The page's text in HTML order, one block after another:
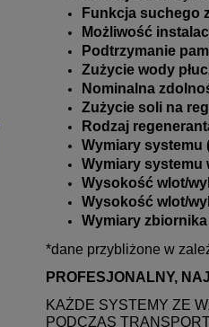
KTPE14W-EKOS - Biały
wykonany z
1,00 zł
do koszyka
Funkcja suchego
Możliwość
Podtrzymanie
Zużycie wody
Nominalna
Zużycie soli na
Rodzaj
Wymiary systemu
Wymiary systemu
Wysokość wlot/
Wysokość wlot/
Wymiary zbiornika
*dane przybliżone w
PROFESJONALNY,
KAŻDE SYSTEMY ZE
PODCZAS